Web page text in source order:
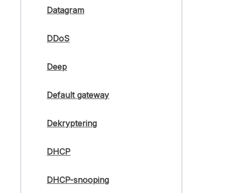
Datagram
DDoS
Deep
Default gateway
Dekryptering
DHCP
DHCP-snooping